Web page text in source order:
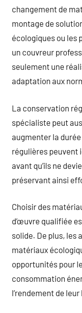
changement de
montage de
écologiques ou les
un couvreur
seulement une
adaptation aux
La conservation
spécialiste peut
augmenter la
régulières peuvent
avant qu’ils ne
préservant ainsi
Choisir des
d’œuvre qualifiée
solide. De plus, les
matériaux
opportunités pour
consommation
l’rendement de